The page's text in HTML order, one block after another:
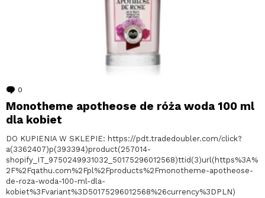
0
Monotheme apotheose de róża woda 100 ml
dla kobiet
DO KUPIENIA W SKLEPIE: https://pdt.tradedoubler.com/click?
a(3362407)p(393394)product(257014-
shopify_IT_9750249931032_50175296012568)ttid(3)url(https%3A%
2F%2Fqathu.com%2Fpl%2Fproducts%2Fmonotheme-apotheose-
de-roza-woda-100-ml-dla-
kobiet%3Fvariant%3D50175296012568%26currency%3DPLN)